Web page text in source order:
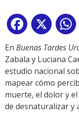
Facebook
X
En Buenas Tardes
Zabala y Luciana
estudio nacional
mapear cómo
muerte, el dolor y
de desnaturalizar y